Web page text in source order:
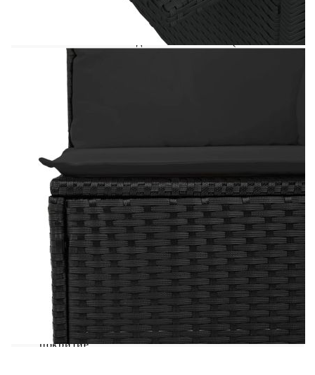
Размери на седалката: 55 x 55 cм (Ш x Д)
Височина на седалката от земята (без
възглавницата): 37 см
Височина на подлакътника от земята: 55 см
Централна седалка:
Цвят: Черен
Материал: PE ратан, прахово боядисана
стомана
Размери: 55 x 62 x 69 см (Ш x Д x В)
Размери на седалката: 55 x 55 cм (Ш x Д)
Височина на седалката от земята (без
възглавницата): 37 см
Маса:
Цвят: Черен
Материал: PE ратан, стомана с прахово
покритие, акациева дървесина масив с лаково
покритие